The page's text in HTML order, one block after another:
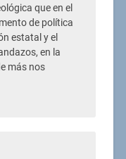
que en el
de política
estatal y el
en la
más nos